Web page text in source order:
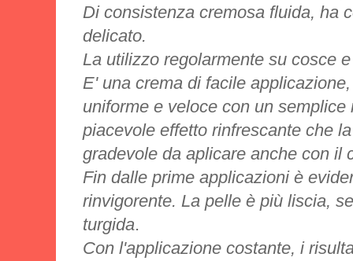
Di consistenza cremosa fluida, ha
delicato.
La utilizzo regolarmente su cosce
E' una crema di facile
uniforme e veloce con un semplice
piacevole effetto rinfrescante che
gradevole da aplicare anche con il
Fin dalle prime applicazioni è
rinvigorente. La pelle è più liscia,
turgida.
Con l'applicazione costante, i